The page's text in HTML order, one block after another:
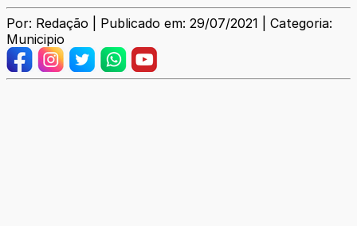
Por: Redação | Publicado em: 29/07/2021 | Categoria:
Municipio